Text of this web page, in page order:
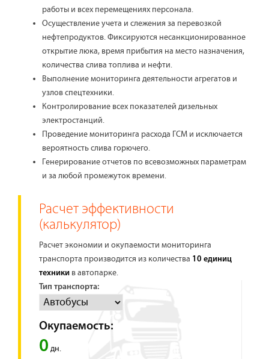
работы и всех перемещениях персонала.
Осуществление учета и слежения за перевозкой
нефтепродуктов. Фиксируются несанкционированное
открытие люка, время прибытия на место назначения,
количества слива топлива и нефти.
Выполнение мониторинга деятельности агрегатов и
узлов спецтехники.
Контролирование всех показателей дизельных
электростанций.
Проведение мониторинга расхода ГСМ и исключается
вероятность слива горючего.
Генерирование отчетов по всевозможных параметрам
и за любой промежуток времени.
Расчет эффективности
(калькулятор)
Расчет экономии и окупаемости мониторинга
транспорта производится из количества 10 единиц
техники в автопарке.
Тип транспорта:
Окупаемость:
0 дн.